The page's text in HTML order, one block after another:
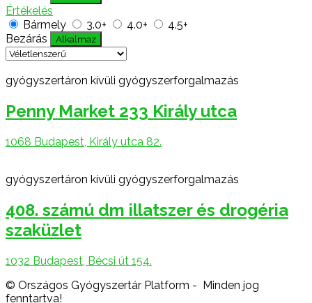
Értékelés
Bármely
3.0+ 4.0+
4.5+
Bezárás
Alkalmaz
gyógyszertáron kívüli gyógyszerforgalmazás
Penny Market 233 Király utca
1068 Budapest, Király utca 82.
gyógyszertáron kívüli gyógyszerforgalmazás
408. számú dm illatszer és drogéria
szaküzlet
1032 Budapest, Bécsi út 154.
© Országos Gyógyszertár Platform - Minden jog
fenntartva!